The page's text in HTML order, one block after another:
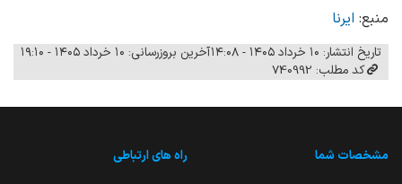
منبع: ایرنا
تاریخ انتشار: ۱۰ خرداد ۱۴۰۵ - ۱۴:۰۸
آخرین بروزرسانی: ۱۰ خرداد ۱۴۰۵ - ۱۹:۱۰
کد مطلب: 740992
مشخصات شما راه های ارتباطی